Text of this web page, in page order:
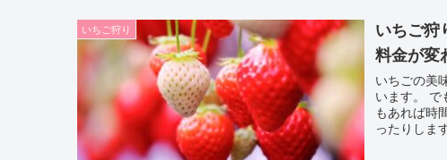
いちご狩り
いちご狩
料金が変
いちごの美
います。 で
もあれば時
ったりしま